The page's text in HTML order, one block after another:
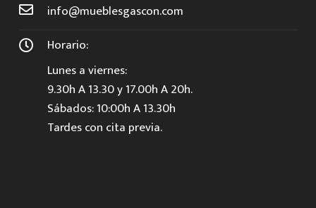
info@mueblesgascon.com
Horario:
Lunes a viernes:
9.30h A 13.30 y 17.00h A 20h.
Sábados: 10:00h A 13.30h
Tardes con cita previa.